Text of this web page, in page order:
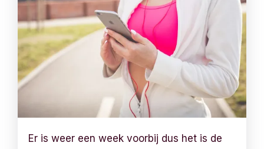
Er is weer een week voorbij dus het is de